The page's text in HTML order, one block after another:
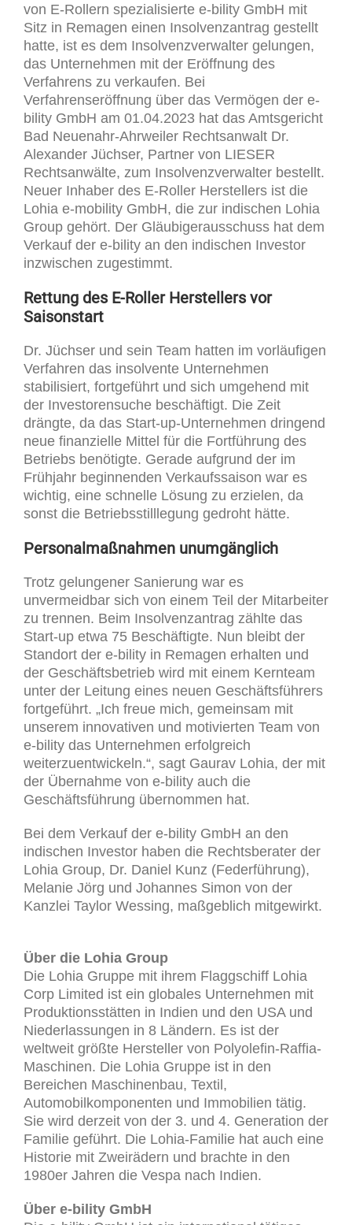
von E-Rollern spezialisierte e-bility GmbH mit
Sitz in Remagen einen Insolvenzantrag gestellt
hatte, ist es dem Insolvenzverwalter gelungen,
das Unternehmen mit der Eröffnung des
Verfahrens zu verkaufen. Bei
Verfahrenseröffnung über das Vermögen der e-
bility GmbH am 01.04.2023 hat das Amtsgericht
Bad Neuenahr-Ahrweiler Rechtsanwalt Dr.
Alexander Jüchser, Partner von LIESER
Rechtsanwälte, zum Insolvenzverwalter bestellt.
Neuer Inhaber des E-Roller Herstellers ist die
Lohia e-mobility GmbH, die zur indischen Lohia
Group gehört. Der Gläubigerausschuss hat dem
Verkauf der e-bility an den indischen Investor
inzwischen zugestimmt.
Rettung des E-Roller Herstellers vor
Saisonstart
Dr. Jüchser und sein Team hatten im vorläufigen
Verfahren das insolvente Unternehmen
stabilisiert, fortgeführt und sich umgehend mit
der Investorensuche beschäftigt. Die Zeit
drängte, da das Start-up-Unternehmen dringend
neue finanzielle Mittel für die Fortführung des
Betriebs benötigte. Gerade aufgrund der im
Frühjahr beginnenden Verkaufssaison war es
wichtig, eine schnelle Lösung zu erzielen, da
sonst die Betriebsstilllegung gedroht hätte.
Personalmaßnahmen unumgänglich
Trotz gelungener Sanierung war es
unvermeidbar sich von einem Teil der Mitarbeiter
zu trennen. Beim Insolvenzantrag zählte das
Start-up etwa 75 Beschäftigte. Nun bleibt der
Standort der e-bility in Remagen erhalten und
der Geschäftsbetrieb wird mit einem Kernteam
unter der Leitung eines neuen Geschäftsführers
fortgeführt. „Ich freue mich, gemeinsam mit
unserem innovativen und motivierten Team von
e-bility das Unternehmen erfolgreich
weiterzuentwickeln.“, sagt Gaurav Lohia, der mit
der Übernahme von e-bility auch die
Geschäftsführung übernommen hat.
Bei dem Verkauf der e-bility GmbH an den
indischen Investor haben die Rechtsberater der
Lohia Group, Dr. Daniel Kunz (Federführung),
Melanie Jörg und Johannes Simon von der
Kanzlei Taylor Wessing, maßgeblich mitgewirkt.
Über die Lohia Group
Die Lohia Gruppe mit ihrem Flaggschiff Lohia
Corp Limited ist ein globales Unternehmen mit
Produktionsstätten in Indien und den USA und
Niederlassungen in 8 Ländern. Es ist der
weltweit größte Hersteller von Polyolefin-Raffia-
Maschinen. Die Lohia Gruppe ist in den
Bereichen Maschinenbau, Textil,
Automobilkomponenten und Immobilien tätig.
Sie wird derzeit von der 3. und 4. Generation der
Familie geführt. Die Lohia-Familie hat auch eine
Historie mit Zweirädern und brachte in den
1980er Jahren die Vespa nach Indien.
Über e-bility GmbH